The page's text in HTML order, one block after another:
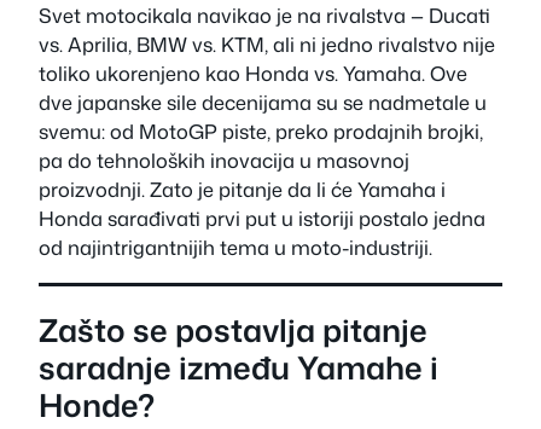
Svet motocikala navikao je na rivalstva — Ducati
vs. Aprilia, BMW vs. KTM, ali ni jedno rivalstvo nije
toliko ukorenjeno kao Honda vs. Yamaha. Ove
dve japanske sile decenijama su se nadmetale u
svemu: od MotoGP piste, preko prodajnih brojki,
pa do tehnoloških inovacija u masovnoj
proizvodnji. Zato je pitanje da li će Yamaha i
Honda sarađivati prvi put u istoriji postalo jedna
od najintrigantnijih tema u moto-industriji.
Zašto se postavlja pitanje
saradnje između Yamahe i
Honde?